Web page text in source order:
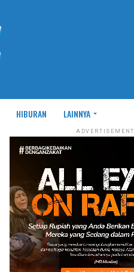
HIBURAN LAINNYA
ADVERTISEMENT